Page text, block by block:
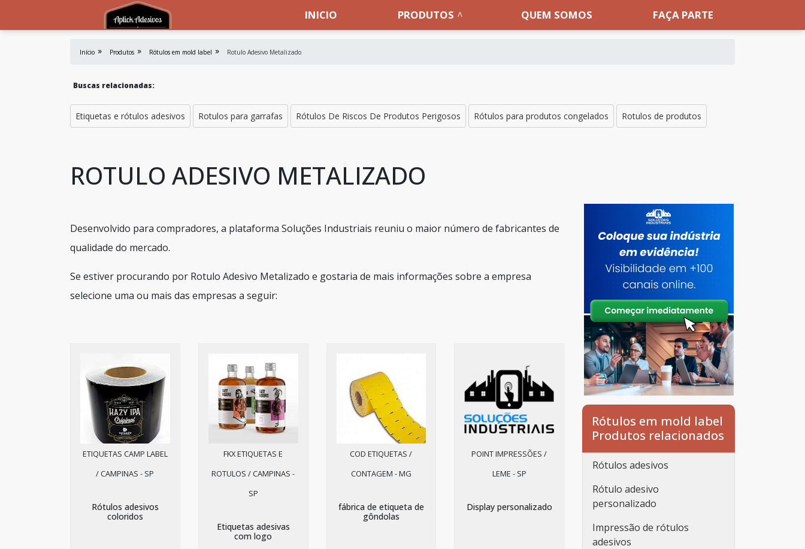
INICIO PRODUTOS QUEM SOMOS FAÇA PARTE
Início Produtos Rótulos em mold label Rotulo Adesivo Metalizado
Buscas relacionadas:
Etiquetas e rótulos adesivos Rotulos para garrafas Rótulos De Riscos De Produtos Perigosos Rótulos para produtos congelados Rotulos de produtos
ROTULO ADESIVO METALIZADO
Desenvolvido para compradores, a plataforma Soluções Industriais reuniu o maior número de fabricantes de
qualidade do mercado.
Se estiver procurando por Rotulo Adesivo Metalizado e gostaria de mais informações sobre a empresa
selecione uma ou mais das empresas a seguir:
ETIQUETAS CAMP LABEL
/ CAMPINAS - SP
Rótulos adesivos
coloridos
FKX ETIQUETAS E
ROTULOS / CAMPINAS -
SP
Etiquetas adesivas
com logo
COD ETIQUETAS /
CONTAGEM - MG
fábrica de etiqueta de
gôndolas
POINT IMPRESSÕES /
LEME - SP
Display personalizado
Rótulos em mold label
Produtos relacionados
Rótulos adesivos
Rótulo adesivo
personalizado
Impressão de rótulos
adesivos